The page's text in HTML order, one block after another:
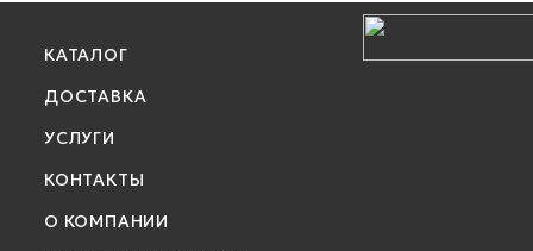
КАТАЛОГ
ДОСТАВКА
УСЛУГИ
КОНТАКТЫ
О КОМПАНИИ